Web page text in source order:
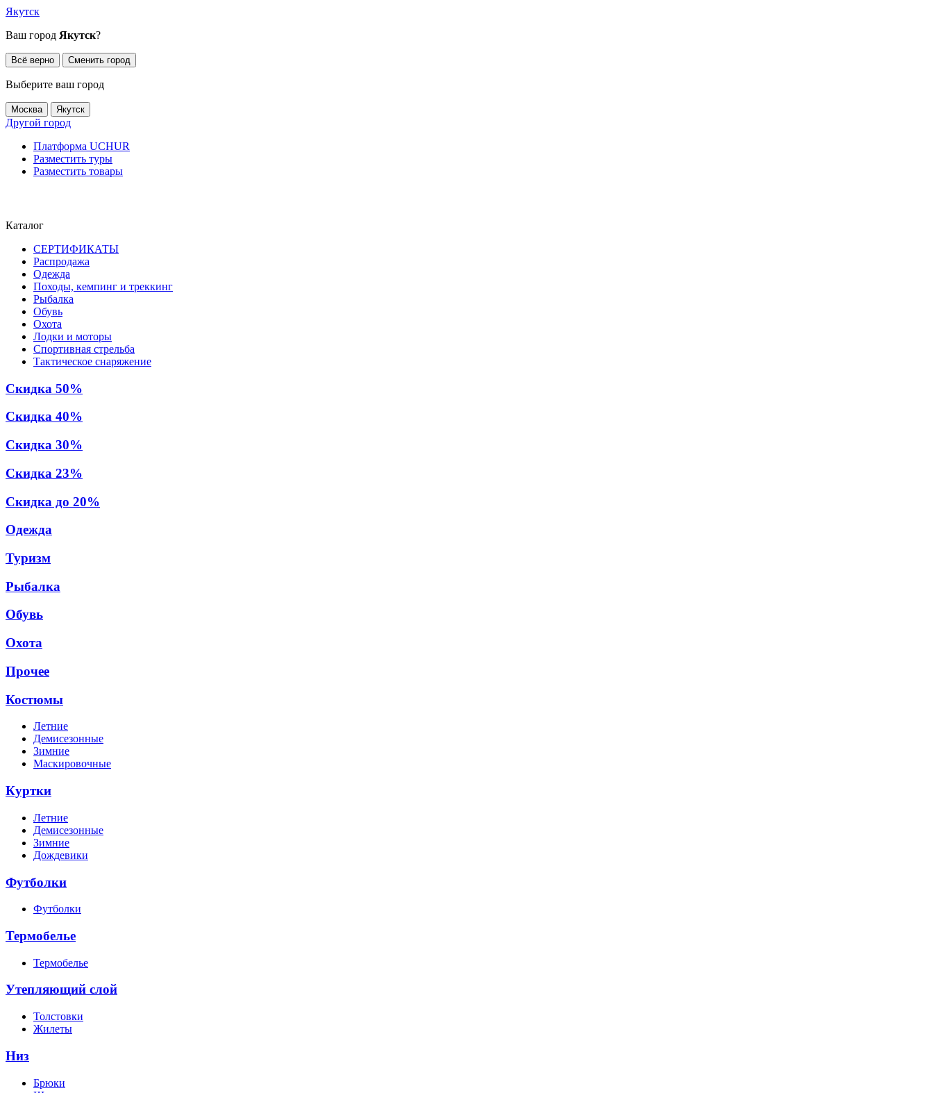
Якутск
Ваш город Якутск?
Всё верно Сменить город
Выберите ваш город
Москва Якутск
Другой город
Платформа UCHUR
Разместить туры
Разместить товары
Каталог
СЕРТИФИКАТЫ
Распродажа
Одежда
Походы, кемпинг и треккинг
Рыбалка
Обувь
Охота
Лодки и моторы
Спортивная стрельба
Тактическое снаряжение
Скидка 50%
Скидка 40%
Скидка 30%
Скидка 23%
Скидка до 20%
Одежда
Туризм
Рыбалка
Обувь
Охота
Прочее
Костюмы
Летние
Демисезонные
Зимние
Маскировочные
Куртки
Летние
Демисезонные
Зимние
Дождевики
Футболки
Футболки
Термобелье
Термобелье
Утепляющий слой
Толстовки
Жилеты
Низ
Брюки